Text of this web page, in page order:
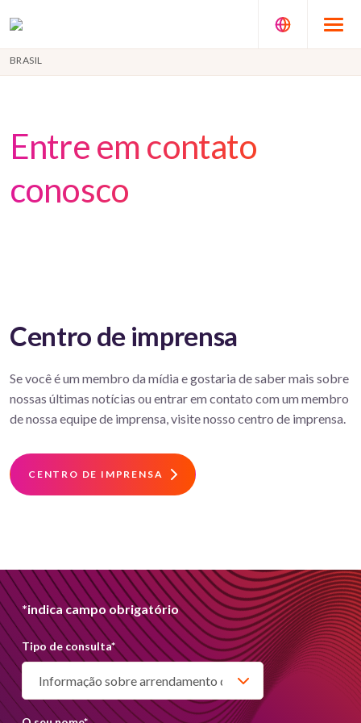
BRASIL
Entre em contato
conosco
Centro de imprensa
Se você é um membro da mídia e gostaria de saber mais sobre
nossas últimas notícias ou entrar em contato com um membro
de nossa equipe de imprensa, visite nosso centro de imprensa.
CENTRO DE IMPRENSA
Nós estamos sempre prontos para responder
qualquer pergunta. Você pode nos contactar via
brasil@lightsourcebp.com Alternativamente,
você pode preencher o formulário e entraremos
*indica campo obrigatório
Tipo de consulta*